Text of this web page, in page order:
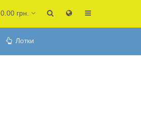
0.00 грн.
Лотки